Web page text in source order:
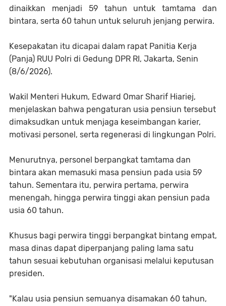
dinaikkan menjadi 59 tahun untuk tamtama dan
bintara, serta 60 tahun untuk seluruh jenjang perwira.
Kesepakatan itu dicapai dalam rapat Panitia Kerja
(Panja) RUU Polri di Gedung DPR RI, Jakarta, Senin
(8/6/2026).
Wakil Menteri Hukum, Edward Omar Sharif Hiariej,
menjelaskan bahwa pengaturan usia pensiun tersebut
dimaksudkan untuk menjaga keseimbangan karier,
motivasi personel, serta regenerasi di lingkungan Polri.
Menurutnya, personel berpangkat tamtama dan
bintara akan memasuki masa pensiun pada usia 59
tahun. Sementara itu, perwira pertama, perwira
menengah, hingga perwira tinggi akan pensiun pada
usia 60 tahun.
Khusus bagi perwira tinggi berpangkat bintang empat,
masa dinas dapat diperpanjang paling lama satu
tahun sesuai kebutuhan organisasi melalui keputusan
presiden.
"Kalau usia pensiun semuanya disamakan 60 tahun,